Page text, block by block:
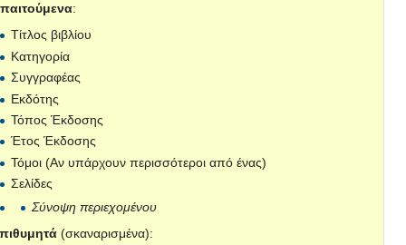
:
Τίτλος βιβλίου
Κατηγορία
Συγγραφέας
Εκδότης
Τόπος Έκδοσης
Έτος Έκδοσης
Τόμοι (Αν υπάρχουν περισσότεροι από ένας)
Σελίδες
Σύνοψη περιεχομένου
(σκαναρισμένα):